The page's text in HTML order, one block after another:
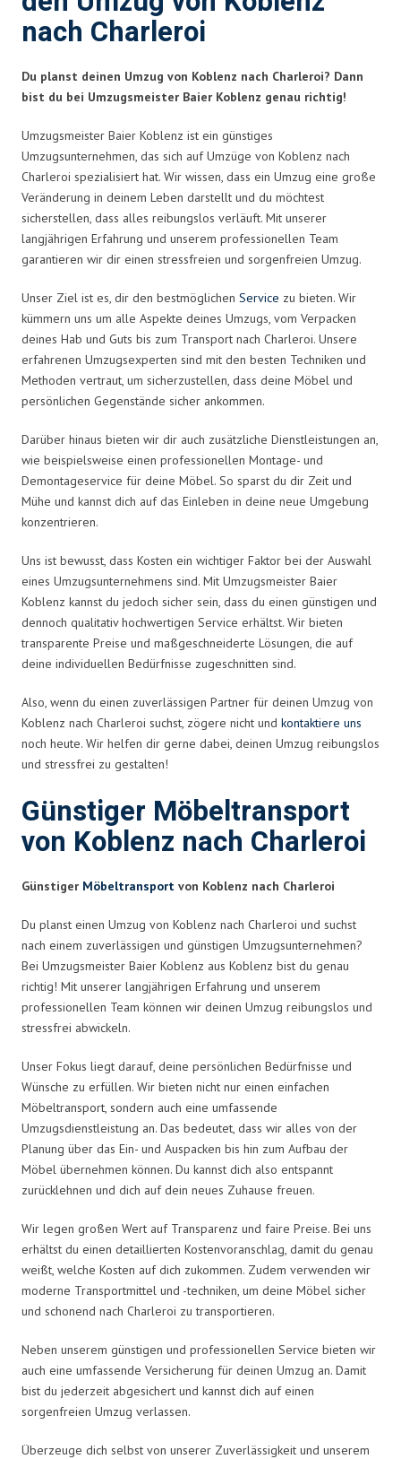
nach Charleroi
Du planst deinen Umzug von Koblenz nach Charleroi? Dann
bist du bei Umzugsmeister Baier Koblenz genau richtig!
Umzugsmeister Baier Koblenz ist ein günstiges
Umzugsunternehmen, das sich auf Umzüge von Koblenz nach
Charleroi spezialisiert hat. Wir wissen, dass ein Umzug eine große
Veränderung in deinem Leben darstellt und du möchtest
sicherstellen, dass alles reibungslos verläuft. Mit unserer
langjährigen Erfahrung und unserem professionellen Team
garantieren wir dir einen stressfreien und sorgenfreien Umzug.
Unser Ziel ist es, dir den bestmöglichen Service zu bieten. Wir
kümmern uns um alle Aspekte deines Umzugs, vom Verpacken
deines Hab und Guts bis zum Transport nach Charleroi. Unsere
erfahrenen Umzugsexperten sind mit den besten Techniken und
Methoden vertraut, um sicherzustellen, dass deine Möbel und
persönlichen Gegenstände sicher ankommen.
Darüber hinaus bieten wir dir auch zusätzliche Dienstleistungen an,
wie beispielsweise einen professionellen Montage- und
Demontageservice für deine Möbel. So sparst du dir Zeit und
Mühe und kannst dich auf das Einleben in deine neue Umgebung
konzentrieren.
Uns ist bewusst, dass Kosten ein wichtiger Faktor bei der Auswahl
eines Umzugsunternehmens sind. Mit Umzugsmeister Baier
Koblenz kannst du jedoch sicher sein, dass du einen günstigen und
dennoch qualitativ hochwertigen Service erhältst. Wir bieten
transparente Preise und maßgeschneiderte Lösungen, die auf
deine individuellen Bedürfnisse zugeschnitten sind.
Also, wenn du einen zuverlässigen Partner für deinen Umzug von
Koblenz nach Charleroi suchst, zögere nicht und kontaktiere uns
noch heute. Wir helfen dir gerne dabei, deinen Umzug reibungslos
und stressfrei zu gestalten!
Günstiger Möbeltransport
von Koblenz nach Charleroi
Günstiger Möbeltransport von Koblenz nach Charleroi
Du planst einen Umzug von Koblenz nach Charleroi und suchst
nach einem zuverlässigen und günstigen Umzugsunternehmen?
Bei Umzugsmeister Baier Koblenz aus Koblenz bist du genau
richtig! Mit unserer langjährigen Erfahrung und unserem
professionellen Team können wir deinen Umzug reibungslos und
stressfrei abwickeln.
Unser Fokus liegt darauf, deine persönlichen Bedürfnisse und
Wünsche zu erfüllen. Wir bieten nicht nur einen einfachen
Möbeltransport, sondern auch eine umfassende
Umzugsdienstleistung an. Das bedeutet, dass wir alles von der
Planung über das Ein- und Auspacken bis hin zum Aufbau der
Möbel übernehmen können. Du kannst dich also entspannt
zurücklehnen und dich auf dein neues Zuhause freuen.
Wir legen großen Wert auf Transparenz und faire Preise. Bei uns
erhältst du einen detaillierten Kostenvoranschlag, damit du genau
weißt, welche Kosten auf dich zukommen. Zudem verwenden wir
moderne Transportmittel und -techniken, um deine Möbel sicher
und schonend nach Charleroi zu transportieren.
Neben unserem günstigen und professionellen Service bieten wir
auch eine umfassende Versicherung für deinen Umzug an. Damit
bist du jederzeit abgesichert und kannst dich auf einen
sorgenfreien Umzug verlassen.
Überzeuge dich selbst von unserer Zuverlässigkeit und unserem